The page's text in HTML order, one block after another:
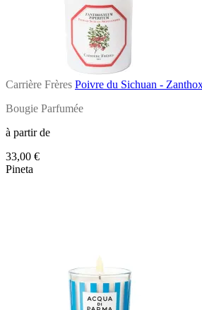
Carrière Frères Poivre du Sichuan -
Bougie Parfumée
à partir de
33,00 €
Pineta